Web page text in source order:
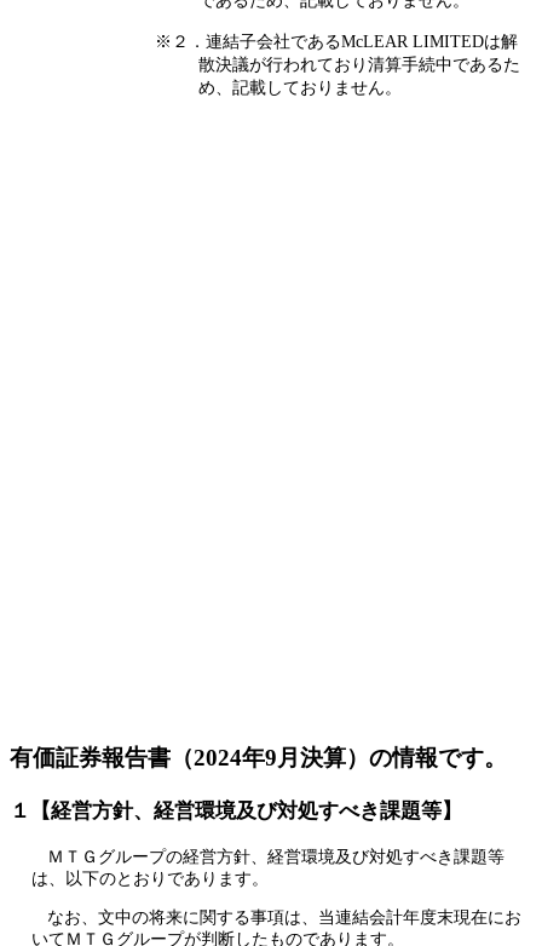
※２．連結子会社であるMcLEAR LIMITEDは解
散決議が行われており清算手続中であるた
め、記載しておりません。
有価証券報告書（2024年9月決算）の情報です。
１【経営方針、経営環境及び対処すべき課題等】
ＭＴＧグループの経営方針、経営環境及び対処すべき課題等
は、以下のとおりであります。
なお、文中の将来に関する事項は、当連結会計年度末現在にお
いてＭＴＧグループが判断したものであります。